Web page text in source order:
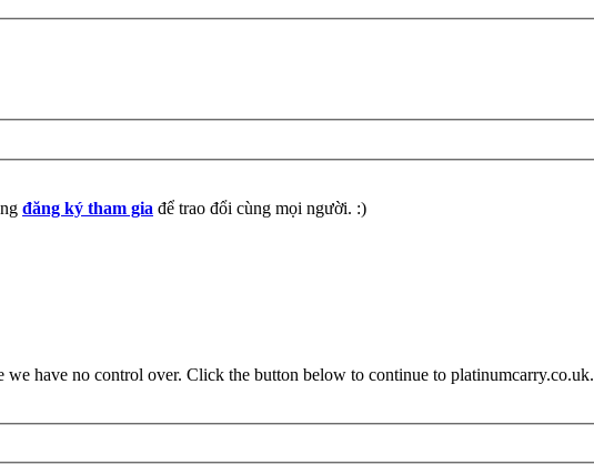
đăng ký tham gia để trao đổi cùng mọi người. :)
we have no control over. Click the button below to continue to platinumcarry.co.uk.